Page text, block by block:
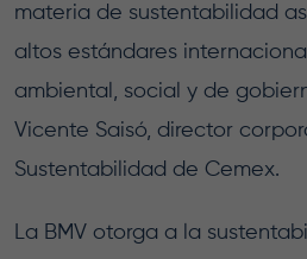
materia de sustentabilidad
altos estándares
ambiental, social y de
Vicente Saisó, director
Sustentabilidad de Cemex.
La BMV otorga a la